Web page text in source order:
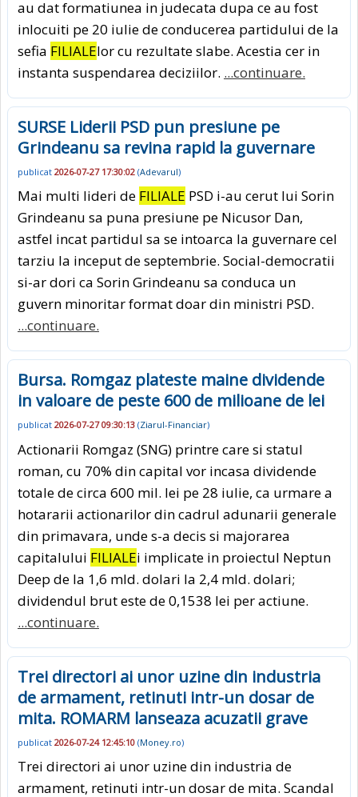
au dat formatiunea in judecata dupa ce au fost
inlocuiti pe 20 iulie de conducerea partidului de la
sefia FILIALElor cu rezultate slabe. Acestia cer in
instanta suspendarea deciziilor. ...continuare.
SURSE Liderii PSD pun presiune pe
Grindeanu sa revina rapid la guvernare
publicat 2026-07-27 17:30:02 (Adevarul)
Mai multi lideri de FILIALE PSD i-au cerut lui Sorin
Grindeanu sa puna presiune pe Nicusor Dan,
astfel incat partidul sa se intoarca la guvernare cel
tarziu la inceput de septembrie. Social-democratii
si-ar dori ca Sorin Grindeanu sa conduca un
guvern minoritar format doar din ministri PSD.
...continuare.
Bursa. Romgaz plateste maine dividende
in valoare de peste 600 de milioane de lei
publicat 2026-07-27 09:30:13 (Ziarul-Financiar)
Actionarii Romgaz (SNG) printre care si statul
roman, cu 70% din capital vor incasa dividende
totale de circa 600 mil. lei pe 28 iulie, ca urmare a
hotararii actionarilor din cadrul adunarii generale
din primavara, unde s-a decis si majorarea
capitalului FILIALEi implicate in proiectul Neptun
Deep de la 1,6 mld. dolari la 2,4 mld. dolari;
dividendul brut este de 0,1538 lei per actiune.
...continuare.
Trei directori ai unor uzine din industria
de armament, retinuti intr-un dosar de
mita. ROMARM lanseaza acuzatii grave
publicat 2026-07-24 12:45:10 (Money.ro)
Trei directori ai unor uzine din industria de
armament, retinuti intr-un dosar de mita. Scandal